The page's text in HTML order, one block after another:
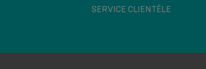
SERVICE CLIENTÈLE